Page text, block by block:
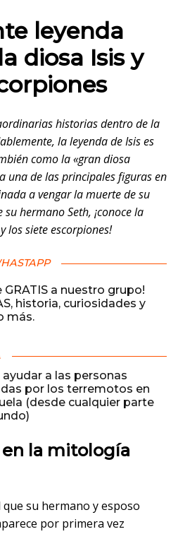
leyenda
diosa Isis y
historias dentro de la
la leyenda de Isis es
como la «gran diosa
una de las principales figuras en
a vengar la muerte de su
hermano Seth, ¡conoce la
los siete escorpiones!
GRATIS a nuestro grupo!
historia, curiosidades y
más.
a las personas
por los terremotos en
(desde cualquier parte
en la mitología
su hermano y esposo
por primera vez